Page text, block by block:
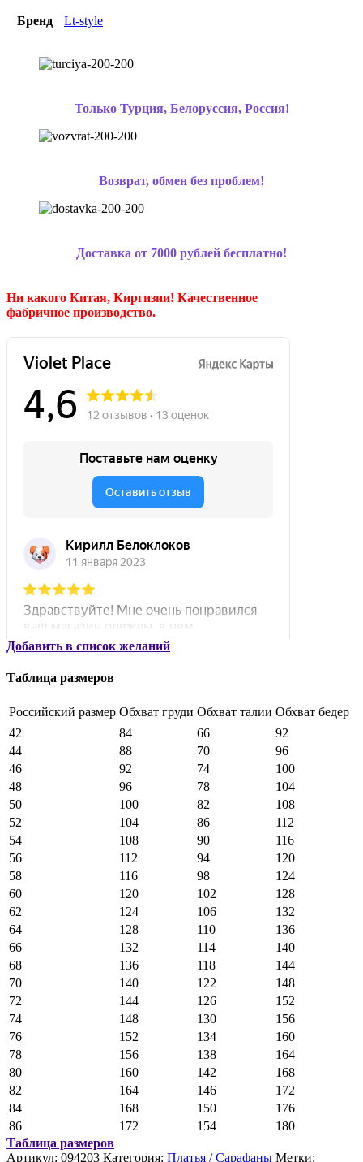
Бренд Lt-style
Только Турция, Белоруссия, Россия!
Возврат, обмен без проблем!
Доставка от 7000 рублей бесплатно!
Ни какого Китая, Киргизии! Качественное
фабричное производство.
Добавить в список желаний
Таблица размеров
Российский размер Обхват груди Обхват талии Обхват бедер
42
84 66
92
44
88 70
96
46
92 74
100
48
96 78
104
50
100 82
108
52
104 86
112
54
108 90
116
56
112 94
120
58
116 98
124
60
120 102
128
62
124 106
132
64
128 110
136
66
132 114
140
68
136 118
144
70
140 122
148
72
144 126
152
74
148 130
156
76
152 134
160
78
156 138
164
80
160 142
168
82
164 146
172
84
168 150
176
86
172 154
180
Таблица размеров
Артикул: 094203 Категория: Платья / Сарафаны Метки: